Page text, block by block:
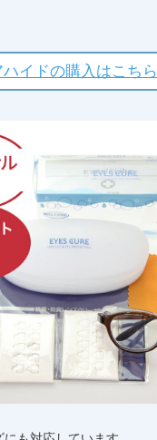
イドの購入はこちら